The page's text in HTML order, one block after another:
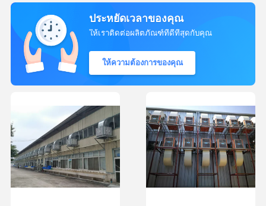
ประหยัดเวลาของคุณ
ให้เราติดต่อผลิตภัณฑ์ที่ดีที่สุดกับคุณ
ให้ความต้องการของคุณ